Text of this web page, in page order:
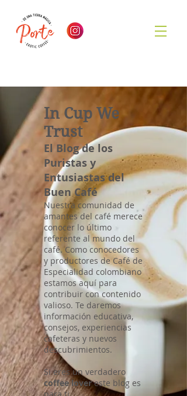
In Cup We
Trust
El Blog de los
Puristas y
Entusiastas del
Buen Café
Nuestra comunidad de
amantes del café merece
conocer lo último
referente al mundo del
café. Como conocedores
y productores de Café de
Especialidad colombiano
estamos aquí para
contribuir con contenido
valioso. Te daremos
información educativa,
consejos, experiencias
cafeteras y nuevos
descubrimientos.
Si eres un verdadero
coffee lovereste blog es